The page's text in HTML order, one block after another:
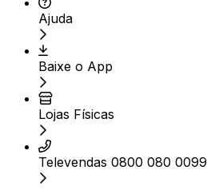
Ajuda
Baixe o App
Lojas Físicas
Televendas 0800 080 0099